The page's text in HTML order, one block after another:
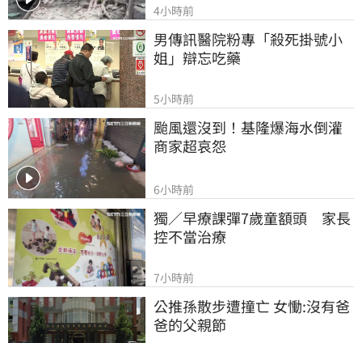
4小時前
男傳訊醫院粉專「殺死掛號小
姐」辯忘吃藥
5小時前
颱風還沒到！基隆爆海水倒灌
商家超哀怨
6小時前
獨／早療課彈7歲童額頭　家長
控不當治療
7小時前
公推孫散步遭撞亡 女慟:沒有爸
爸的父親節